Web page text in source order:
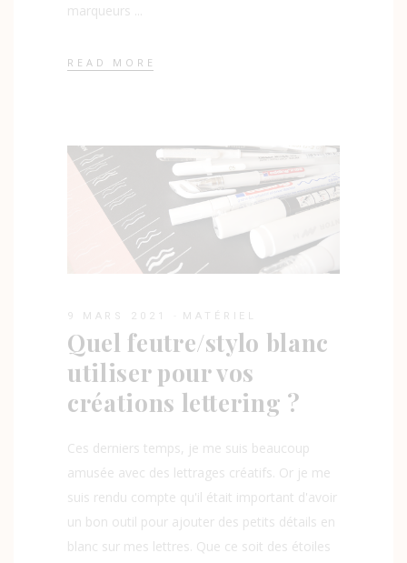
marqueurs
READ MORE
9 MARS 2021 MATÉRIEL
Quel feutre/stylo blanc
utiliser pour vos
créations lettering ?
Ces derniers temps, je me suis beaucoup
amusée avec des lettrages créatifs. Or je me
suis rendu compte qu'il était important d'avoir
un bon outil pour ajouter des petits détails en
blanc sur mes lettres. Que ce soit des étoiles